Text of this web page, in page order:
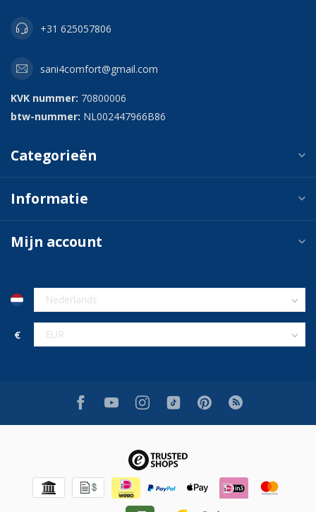
+31 625057806
sani4comfort@gmail.com
KVK nummer: 70800006
btw-nummer: NL002447966B86
Categorieën
Informatie
Mijn account
€